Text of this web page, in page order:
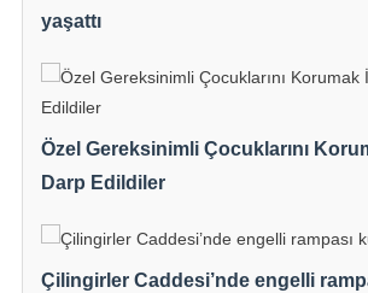
yaşattı
Özel Gereksinimli Çocuklarını
Darp Edildiler
Çilingirler Caddesi’nde engelli